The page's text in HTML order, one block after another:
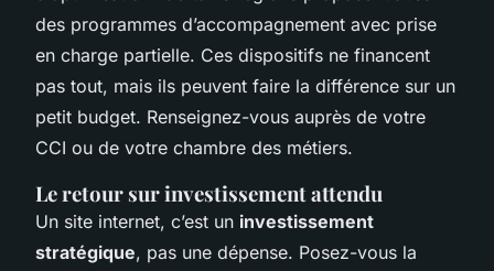
des programmes d’accompagnement avec prise
en charge partielle. Ces dispositifs ne financent
pas tout, mais ils peuvent faire la différence sur un
petit budget. Renseignez-vous auprès de votre
CCI ou de votre chambre des métiers.
Le retour sur investissement attendu
Un site internet, c’est un investissement
stratégique, pas une dépense. Posez-vous la